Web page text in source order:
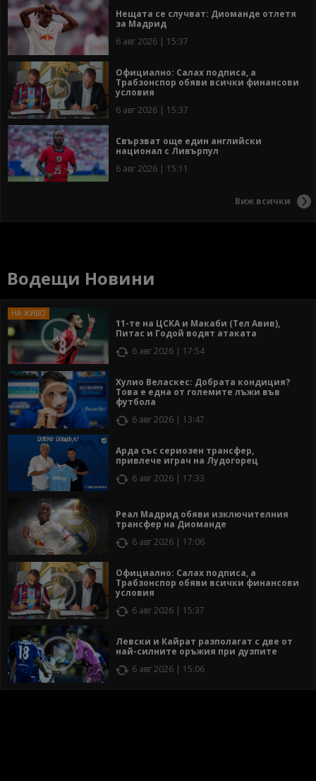
Нещата се случват: Диоманде отлетя
за Мадрид
6 авг 2026 | 15:37
Официално: Салах подписа, а
Трабзонспор обяви всички финансови
условия
6 авг 2026 | 15:37
Свързват още един английски
национал с Ливърпул
6 авг 2026 | 15:11
Виж всички
Водещи Новини
11-те на ЦСКА и Макаби (Тел Авив),
Питас и Годой водят атаката
6 авг 2026 | 17:54
Хулио Веласкес: Добрата кондиция?
Това е една от големите лъжи във
футбола
6 авг 2026 | 13:47
Арда със сериозен трансфер,
привлече играч на Лудогорец
6 авг 2026 | 17:33
Реал Мадрид обяви изключителния
трансфер на Диоманде
6 авг 2026 | 17:06
Официално: Салах подписа, а
Трабзонспор обяви всички финансови
условия
6 авг 2026 | 15:37
Левски и Кайрат разполагат с две от
най-силните оръжия при дузпите
6 авг 2026 | 15:06